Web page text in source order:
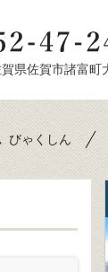
賀県佐賀市諸富町
びゃくしん